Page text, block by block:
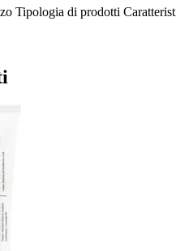
Tipologia di prodotti